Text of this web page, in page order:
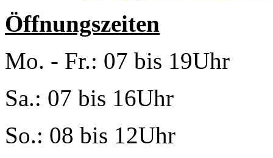
Öffnungszeiten
Mo. - Fr.: 07 bis 19Uhr
Sa.: 07 bis 16Uhr
So.: 08 bis 12Uhr